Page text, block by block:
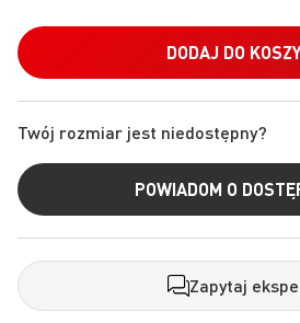
DODAJ DO
Zapytaj
Twój rozmiar jest niedostępny?
POWIADOM O